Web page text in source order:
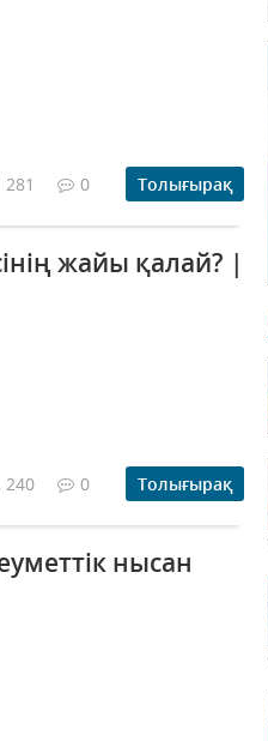
281 0 Толығырақ
жайы қалай? |
240 0 Толығырақ
нысан